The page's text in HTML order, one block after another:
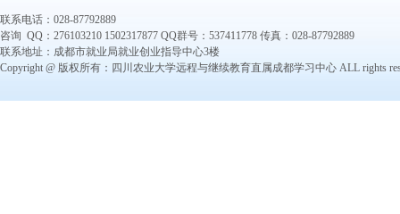
联系电话：028-87792889
咨询 QQ：276103210 1502317877 QQ群号：537411778 传真：028-87792889
联系地址：成都市就业局就业创业指导中心3楼
Copyright @ 版权所有：四川农业大学远程与继续教育直属成都学习中心 ALL rights